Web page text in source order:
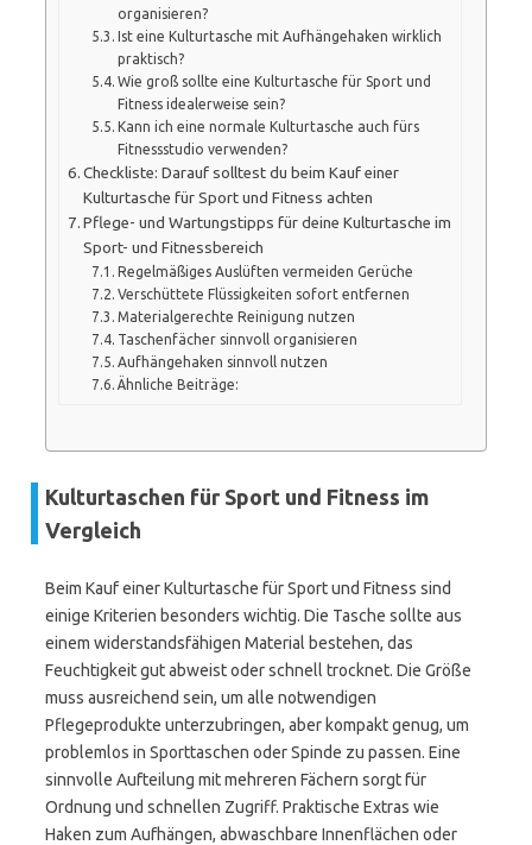
organisieren?
Ist eine Kulturtasche mit Aufhängehaken wirklich
praktisch?
Wie groß sollte eine Kulturtasche für Sport und
Fitness idealerweise sein?
Kann ich eine normale Kulturtasche auch fürs
Fitnessstudio verwenden?
Checkliste: Darauf solltest du beim Kauf einer
Kulturtasche für Sport und Fitness achten
Pflege- und Wartungstipps für deine Kulturtasche im
Sport- und Fitnessbereich
Regelmäßiges Auslüften vermeiden Gerüche
Verschüttete Flüssigkeiten sofort entfernen
Materialgerechte Reinigung nutzen
Taschenfächer sinnvoll organisieren
Aufhängehaken sinnvoll nutzen
Ähnliche Beiträge:
Kulturtaschen für Sport und Fitness im
Vergleich
Beim Kauf einer Kulturtasche für Sport und Fitness sind
einige Kriterien besonders wichtig. Die Tasche sollte aus
einem widerstandsfähigen Material bestehen, das
Feuchtigkeit gut abweist oder schnell trocknet. Die Größe
muss ausreichend sein, um alle notwendigen
Pflegeprodukte unterzubringen, aber kompakt genug, um
problemlos in Sporttaschen oder Spinde zu passen. Eine
sinnvolle Aufteilung mit mehreren Fächern sorgt für
Ordnung und schnellen Zugriff. Praktische Extras wie
Haken zum Aufhängen, abwaschbare Innenflächen oder